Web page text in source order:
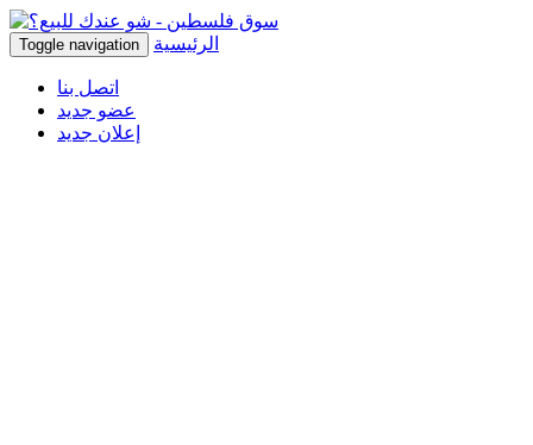
Toggle navigation الرئيسية
اتصل بنا
عضو جديد
إعلان جديد